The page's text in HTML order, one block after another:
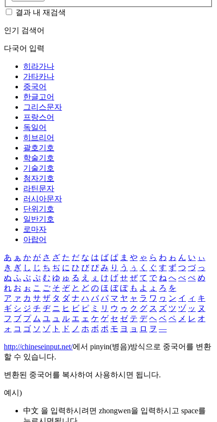
결과 내 재검색
인기 검색어
다국어 입력
히라가나
가타카나
중국어
한글고어
그리스문자
프랑스어
독일어
히브리어
괄호기호
학술기호
기술기호
첨자기호
라틴문자
러시아문자
단위기호
일반기호
로마자
아랍어
あ ぁ か が さ ざ た だ な は ば ぱ ま や ゃ ら わ ゎ ん い ぃ
き ぎ し じ ち ぢ に ひ び ぴ み り う ぅ く ぐ す ず つ づ っ
ぬ ふ ぶ ぷ む ゆ ゅ る え ぇ け げ せ ぜ て で ね へ べ ぺ め
れ お ぉ こ ご そ ぞ と ど の ほ ぼ ぽ も よ ょ ろ を
ア ァ カ サ ザ タ ダ ナ ハ バ パ マ ヤ ャ ラ ワ ヮ ン イ ィ キ
ギ シ ジ チ ヂ ニ ヒ ビ ピ ミ リ ウ ゥ ク グ ス ズ ツ ヅ ッ ヌ
フ ブ プ ム ユ ュ ル エ ェ ケ ゲ セ ゼ テ デ ヘ ベ ペ メ レ オ
ォ コ ゴ ソ ゾ ト ド ノ ホ ボ ポ モ ヨ ョ ロ ヲ ―
http://chineseinput.net/에서 pinyin(병음)방식으로 중국어를 변환
할 수 있습니다.
변환된 중국어를 복사하여 사용하시면 됩니다.
예시)
中文 을 입력하시려면 zhongwen을 입력하시고 space를